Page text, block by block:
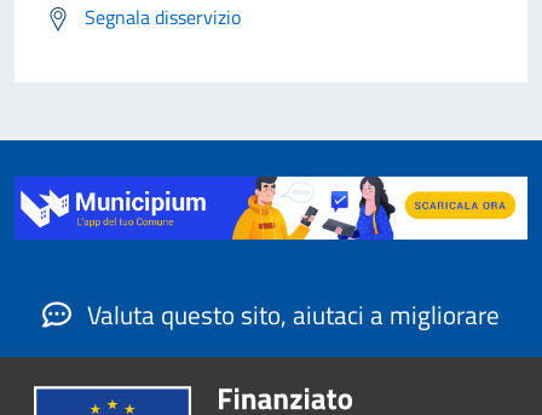
Segnala disservizio
Valuta questo sito, aiutaci a migliorare